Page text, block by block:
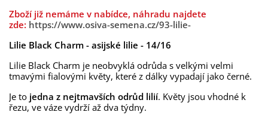
Zboží již nemáme v nabídce, náhradu najdete
zde: https://www.osiva-semena.cz/93-lilie-
Lilie Black Charm - asijské lilie - 14/16
Lilie Black Charm je neobvyklá odrůda s velkými velmi
tmavými fialovými květy, které z dálky vypadají jako černé.
Je to jedna z nejtmavších odrůd lilií. Květy jsou vhodné k
řezu, ve váze vydrží až dva týdny.